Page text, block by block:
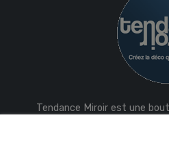
Tendance Miroir est une
décorer l'intérieur et
sur mesure.